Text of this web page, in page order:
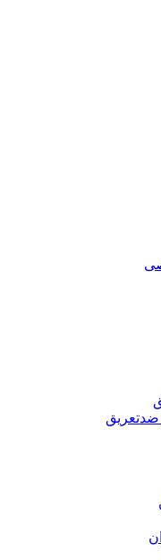
ضدتعریق